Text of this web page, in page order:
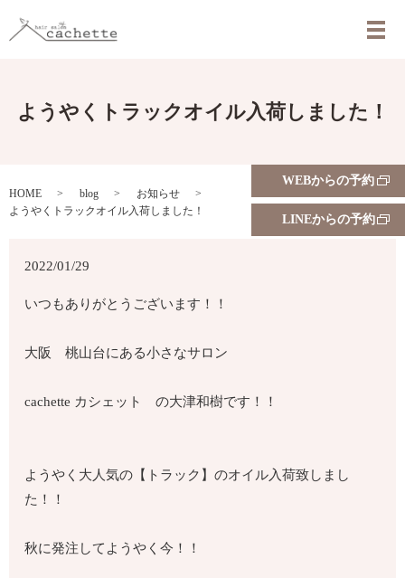
メ
WEBからの予約
LINEからの予約
ようやくトラックオイル入荷しました！
HOME blog
お知らせ
ようやくトラックオイル入荷しました！
2022/01/29
いつもありがとうございます！！
大阪 桃山台にある小さなサロン
cachette カシェット の大津和樹です！！
ようやく大人気の【トラック】のオイル入荷致しまし
た！！
秋に発注してようやく今！！